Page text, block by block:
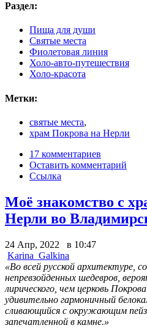
Раздел:
Пища для души
Святые места
Фиолетовая линия
Холо-авто-путешествия
Холо-красота
Метки:
святые места,
храм Покрова на Нерли
17 комментариев
Оставить комментарий
Ссылка
Моё знакомство с
Нерли во
24 Апр, 2022 в 10:47
Karina_Galkina
«Во всей русской архитектуре,
непревзойденных шедевров,
лирического, чем церковь
удивительно гармоничный
сливающийся с окружающим
запечатленной в камне.»